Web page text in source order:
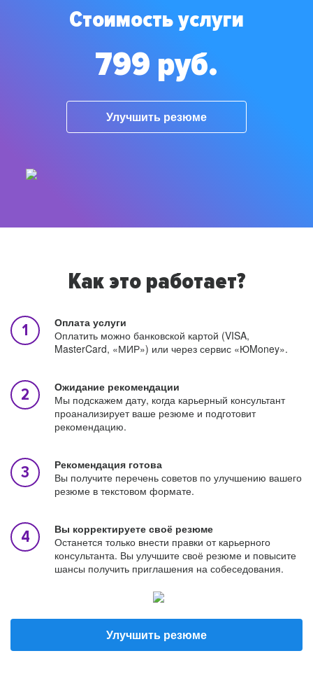
Стоимость услуги
799 руб.
Улучшить резюме
Как это работает?
Оплата услуги
Оплатить можно банковской картой (VISA,
MasterCard, «МИР») или через сервис «ЮMoney».
Ожидание рекомендации
Мы подскажем дату, когда карьерный консультант
проанализирует ваше резюме и подготовит
рекомендацию.
Рекомендация готова
Вы получите перечень советов по улучшению вашего
резюме в текстовом формате.
Вы корректируете своё резюме
Останется только внести правки от карьерного
консультанта. Вы улучшите своё резюме и повысите
шансы получить приглашения на собеседования.
Улучшить резюме